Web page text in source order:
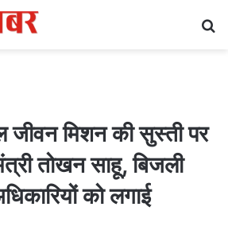
जीवन मिशन की सुस्ती पर
तोखन साहू, बिजली
को लगाई